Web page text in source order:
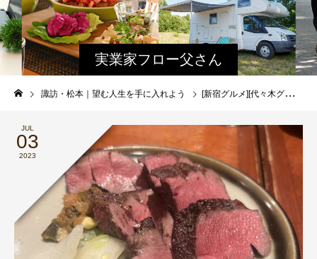
実業家フロー父さん
と娘のファミログ
諏訪・松本｜望む人生を手に入れよう [新宿グルメ][代々木グルメ] ほぼ新宿のれんはしご呑みvol.3 牛タン いろ葉 別邸
JUL
03
2023